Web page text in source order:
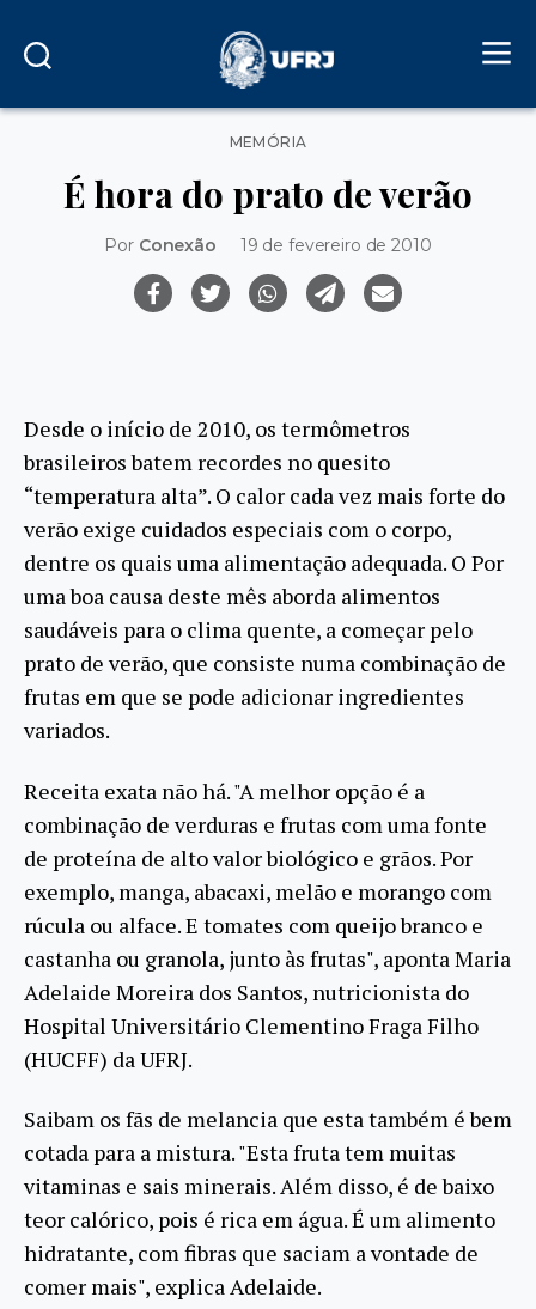
Categorias
MEMÓRIA
É hora do prato de verão
Por Conexão 19 de fevereiro de 2010
Desde o início de 2010, os termômetros
brasileiros batem recordes no quesito
“temperatura alta”. O calor cada vez mais forte do
verão exige cuidados especiais com o corpo,
dentre os quais uma alimentação adequada. O Por
uma boa causa deste mês aborda alimentos
saudáveis para o clima quente, a começar pelo
prato de verão, que consiste numa combinação de
frutas em que se pode adicionar ingredientes
variados.
Receita exata não há. "A melhor opção é a
combinação de verduras e frutas com uma fonte
de proteína de alto valor biológico e grãos. Por
exemplo, manga, abacaxi, melão e morango com
rúcula ou alface. E tomates com queijo branco e
castanha ou granola, junto às frutas", aponta Maria
Adelaide Moreira dos Santos, nutricionista do
Hospital Universitário Clementino Fraga Filho
(HUCFF) da UFRJ.
Saibam os fãs de melancia que esta também é bem
cotada para a mistura. "Esta fruta tem muitas
vitaminas e sais minerais. Além disso, é de baixo
teor calórico, pois é rica em água. É um alimento
hidratante, com fibras que saciam a vontade de
comer mais", explica Adelaide.